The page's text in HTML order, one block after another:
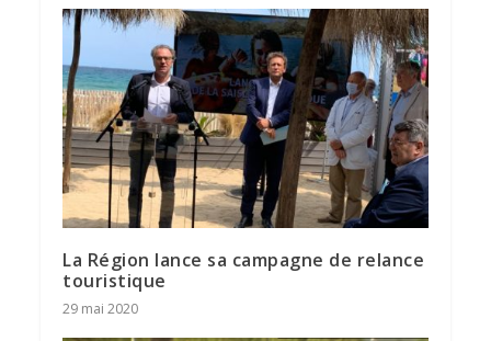
La Région lance sa campagne de relance
touristique
29 mai 2020